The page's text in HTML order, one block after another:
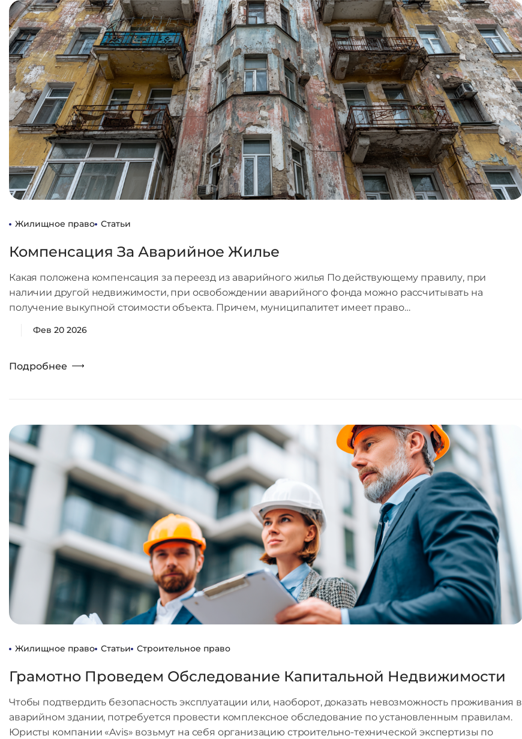
Жилищное право Статьи
Компенсация За Аварийное Жилье
Какая положена компенсация за переезд из аварийного жилья По действующему правилу, при
наличии другой недвижимости, при освобождении аварийного фонда можно рассчитывать на
получение выкупной стоимости объекта. Причем, муниципалитет имеет право…
Фев 20 2026
Подробнее
Жилищное право Статьи Строительное право
Грамотно Проведем Обследование Капитальной Недвижимости
Чтобы подтвердить безопасность эксплуатации или, наоборот, доказать невозможность проживания в
аварийном здании, потребуется провести комплексное обследование по установленным правилам.
Юристы компании «Avis» возьмут на себя организацию строительно-технической экспертизы по